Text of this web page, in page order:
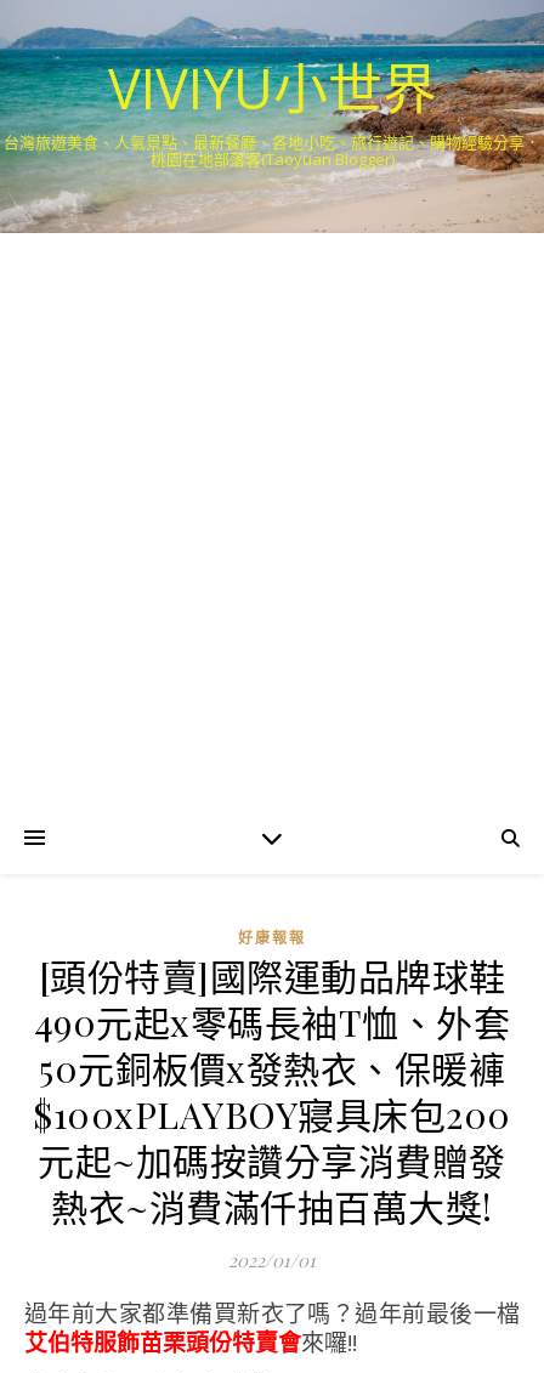
VIVIYU小世界
台灣旅遊美食、人氣景點、最新餐廳、各地小吃、旅行遊記、購物經驗分享．
桃園在地部落客(Taoyuan Blogger)
好康報報
[頭份特賣]國際運動品牌球鞋
490元起x零碼長袖T恤、外套
50元銅板價x發熱衣、保暖褲
$100xPLAYBOY寢具床包200
元起~加碼按讚分享消費贈發
熱衣~消費滿仟抽百萬大獎!
2022/01/01
過年前大家都準備買新衣了嗎？過年前最後一檔
艾伯特服飾苗栗頭份特賣會來囉!!